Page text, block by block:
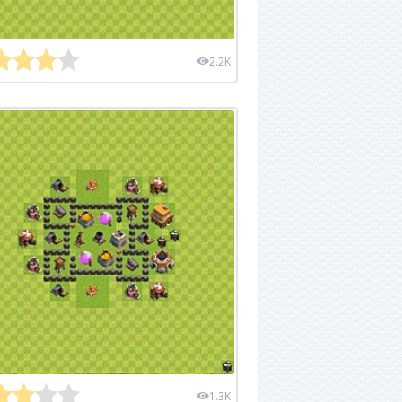
2.2K
1.3K